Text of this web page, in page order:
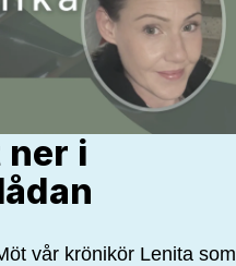
i
vår krönikör Lenita som